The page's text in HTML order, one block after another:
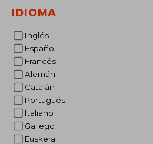
IDIOMA
Inglés
Español
Francés
Alemán
Catalán
Portugués
Italiano
Gallego
Euskera